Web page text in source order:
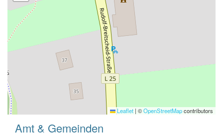
Leaflet | ©OpenStreetMapcontributors
Amt & Gemeinden